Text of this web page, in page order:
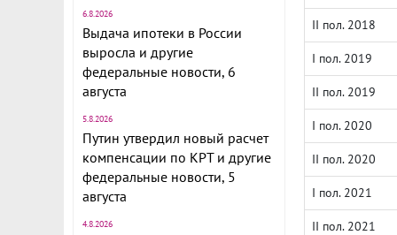
6.8.2026
Выдача ипотеки в России
выросла и другие
федеральные новости, 6
августа
5.8.2026
Путин утвердил новый расчет
компенсации по КРТ и другие
федеральные новости, 5
августа
4.8.2026
II пол. 2018
I пол. 2019
II пол. 2019
I пол. 2020
II пол. 2020
I пол. 2021
II пол. 2021